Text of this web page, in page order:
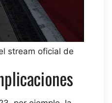
stream oficial de